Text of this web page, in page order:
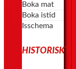
Boka mat
Boka istid
Isschema
HISTORISKT